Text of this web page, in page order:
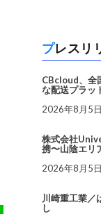
プレス
CBcloud、全
な配送プラッ
2026年8月5日
株式会社
携〜山陰エリ
2026年8月5日
川崎重工業／
し